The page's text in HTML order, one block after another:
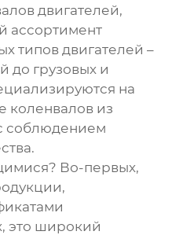
двигателей,
ассортимент
типов двигателей –
до грузовых и
на
коленвалов из
соблюдением
Во-первых,
это широкий